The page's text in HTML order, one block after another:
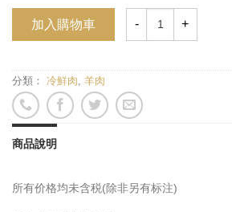
加入購物車
分類： 冷鮮肉 羊肉
商品說明
所有价格均未含税(除非另有标注)